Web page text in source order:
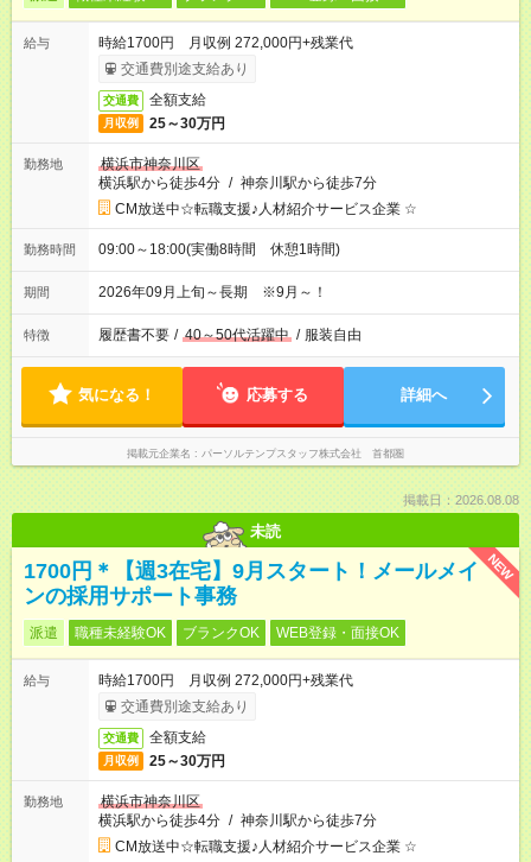
給与
時給1700円 月収例 272,000円+残業代
交通費別途支給あり
交通費 全額支給
月収例 25～30万円
勤務地
横浜市神奈川区
横浜駅から徒歩4分 / 神奈川駅から徒歩7分
CM放送中☆転職支援♪人材紹介サービス企業 ☆
勤務時間 09:00～18:00(実働8時間 休憩1時間)
期間 2026年09月上旬～長期 ※9月～！
特徴 履歴書不要 / 40～50代活躍中 / 服装自由
気になる！ 応募する 詳細へ
掲載元企業名 パーソルテンプスタッフ株式会社 首都圏
掲載日：2026.08.08
未読
NEW
1700円＊【週3在宅】9月スタート！メールメイ
ンの採用サポート事務
派遣 職種未経験OK ブランクOK WEB登録・面接OK
給与
時給1700円 月収例 272,000円+残業代
交通費別途支給あり
交通費 全額支給
月収例 25～30万円
勤務地
横浜市神奈川区
横浜駅から徒歩4分 / 神奈川駅から徒歩7分
CM放送中☆転職支援♪人材紹介サービス企業 ☆